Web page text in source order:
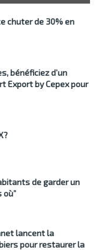
chuter de 30% en
bénéficiez d’un
Export by Cepex pour
de garder un
où”
lancent la
pour restaurer la